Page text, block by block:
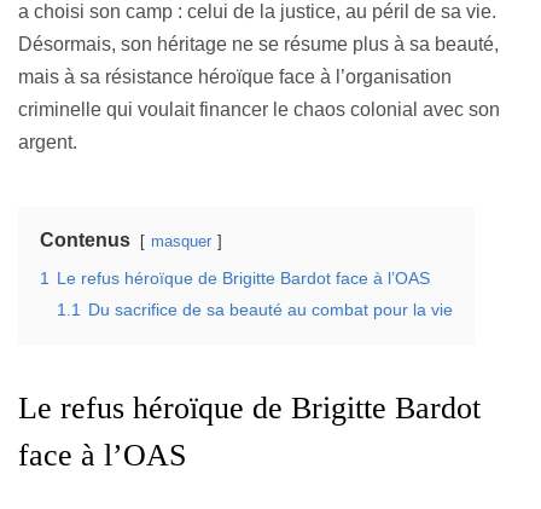
a choisi son camp : celui de la justice, au péril de sa vie.
Désormais, son héritage ne se résume plus à sa beauté,
mais à sa résistance héroïque face à l’organisation
criminelle qui voulait financer le chaos colonial avec son
argent.
Contenus masquer
1
Le refus héroïque de Brigitte Bardot face à l’OAS
1.1
Du sacrifice de sa beauté au combat pour la vie
Le refus héroïque de Brigitte Bardot
face à l’OAS